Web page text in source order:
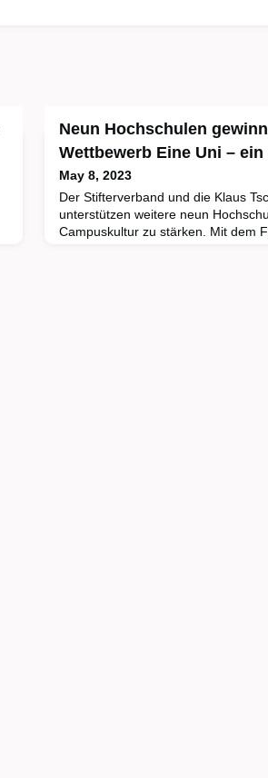
Neun Hochschulen
Wettbewerb Eine Uni – ein
May 8, 2023
Der Stifterverband und die Klaus
unterstützen weitere neun
Campuskultur zu stärken. Mit dem